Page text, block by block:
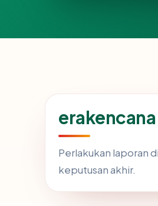
Perlakukan laporan
keputusan akhir.